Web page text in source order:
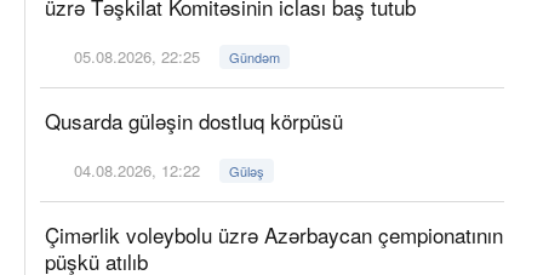
üzrə Təşkilat Komitəsinin iclası baş tutub
05.08.2026, 22:25 Gündəm
Qusarda güləşin dostluq körpüsü
04.08.2026, 12:22 Güləş
Çimərlik voleybolu üzrə Azərbaycan çempionatının
püşkü atılıb